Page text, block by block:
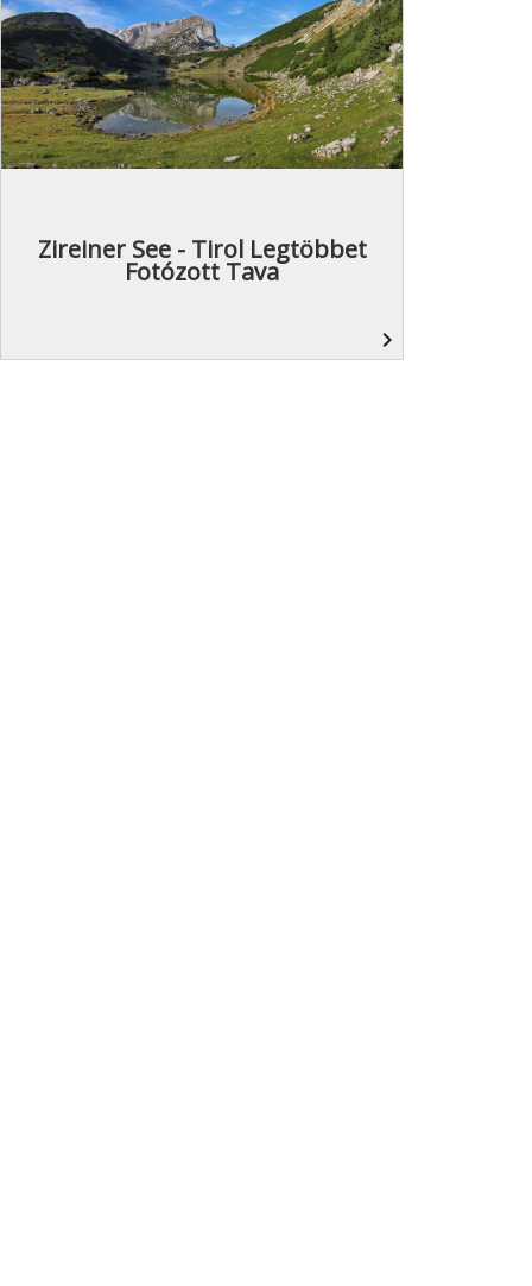
Zireiner See - Tirol Legtöbbet
Fotózott Tava
navigate_next